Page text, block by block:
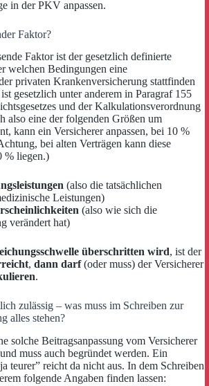
in der PKV anpassen.
Faktor?
Faktor ist der gesetzlich definierte
welchen Bedingungen eine
privaten Krankenversicherung stattfinden
gesetzlich unter anderem in Paragraf 155
und der Kalkulationsverordnung
also eine der folgenden Größen um
kann ein Versicherer anpassen, bei 10 %
bei alten Verträgen kann diese
% liegen.)
(also die tatsächlichen
Leistungen)
(also wie sich die
verändert hat)
überschritten wird, ist der
, dann darf(oder muss) der Versicherer
.
zulässig – was muss im Schreiben zur
alles stehen?
solche Beitragsanpassung vom Versicherer
muss auch begründet werden. Ein
teurer” reicht da nicht aus. In dem Schreiben
folgende Angaben finden lassen: